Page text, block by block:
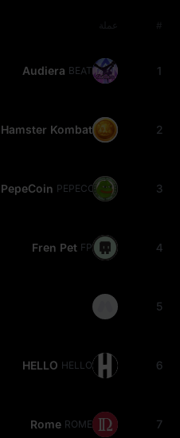
# عملة
1
Audiera BEAT
2
Hamster Kombat HMSTR
3
PepeCoin PEPECOIN
4
Fren Pet FP
5
6
HELLO HELLO
7
Rome ROME